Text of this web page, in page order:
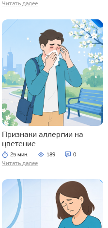
Читать далее
Признаки аллергии на
цветение
25 мин. 189 0
Читать далее